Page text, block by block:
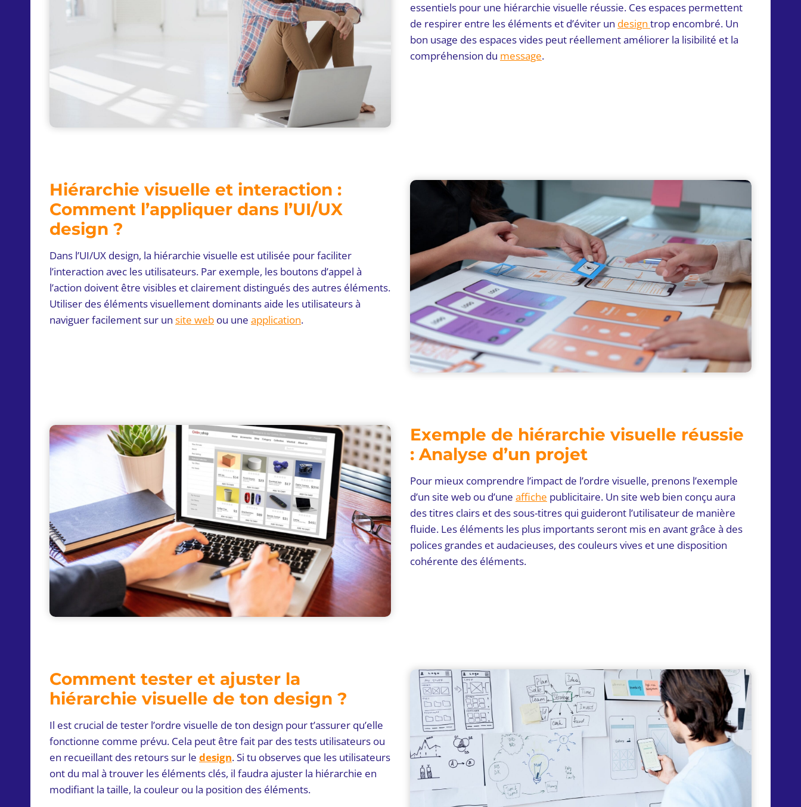
essentiels pour une hiérarchie visuelle réussie. Ces espaces permettent
de respirer entre les éléments et d’éviter un design trop encombré. Un
bon usage des espaces vides peut réellement améliorer la lisibilité et la
compréhension du message.
Hiérarchie visuelle et interaction :
Comment l’appliquer dans l’UI/UX
design ?
Dans l’UI/UX design, la hiérarchie visuelle est utilisée pour faciliter
l’interaction avec les utilisateurs. Par exemple, les boutons d’appel à
l’action doivent être visibles et clairement distingués des autres éléments.
Utiliser des éléments visuellement dominants aide les utilisateurs à
naviguer facilement sur un site web ou une application.
Exemple de hiérarchie visuelle réussie
: Analyse d’un projet
Pour mieux comprendre l’impact de l’ordre visuelle, prenons l’exemple
d’un site web ou d’une affiche publicitaire. Un site web bien conçu aura
des titres clairs et des sous-titres qui guideront l’utilisateur de manière
fluide. Les éléments les plus importants seront mis en avant grâce à des
polices grandes et audacieuses, des couleurs vives et une disposition
cohérente des éléments.
Comment tester et ajuster la
hiérarchie visuelle de ton design ?
Il est crucial de tester l’ordre visuelle de ton design pour t’assurer qu’elle
fonctionne comme prévu. Cela peut être fait par des tests utilisateurs ou
en recueillant des retours sur le design. Si tu observes que les utilisateurs
ont du mal à trouver les éléments clés, il faudra ajuster la hiérarchie en
modifiant la taille, la couleur ou la position des éléments.